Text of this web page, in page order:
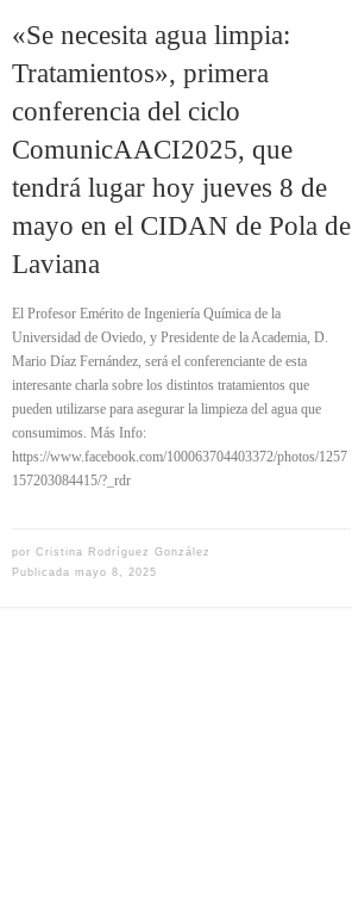
«Se necesita agua limpia:
Tratamientos», primera
conferencia del ciclo
ComunicAACI2025, que
tendrá lugar hoy jueves 8 de
mayo en el CIDAN de Pola de
Laviana
El Profesor Emérito de Ingeniería Química de la
Universidad de Oviedo, y Presidente de la Academia, D.
Mario Díaz Fernández, será el conferenciante de esta
interesante charla sobre los distintos tratamientos que
pueden utilizarse para asegurar la limpieza del agua que
consumimos. Más Info:
https://www.facebook.com/100063704403372/photos/1257
157203084415/?_rdr
por Cristina Rodríguez González
Publicada mayo 8, 2025